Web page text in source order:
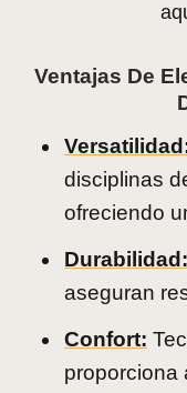
Ventajas De
disciplinas
ofreciendo
Durabilidad:
aseguran
Confort:
proporciona